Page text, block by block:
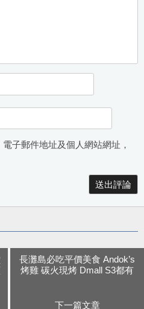
子郵件地址及個人網站網址，
長灘島必吃平價美食 Andok’s
烤雞 碳火現烤 Dmall S3都有
下一篇文章